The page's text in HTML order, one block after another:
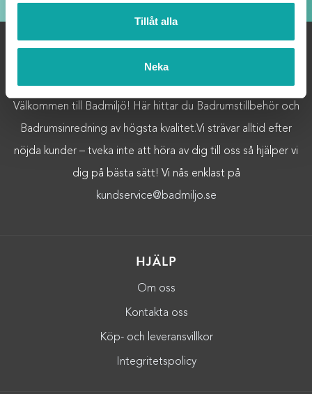
Tillåt alla
Neka
Välkommen till Badmiljö! Här hittar du Badrumstillbehör och
Badrumsinredning av högsta kvalitet.Vi strävar alltid efter
nöjda kunder – tveka inte att höra av dig till oss så hjälper vi
dig på bästa sätt! Vi nås enklast på
kundservice@badmiljo.se
HJÄLP
Om oss
Kontakta oss
Köp- och leveransvillkor
Integritetspolicy